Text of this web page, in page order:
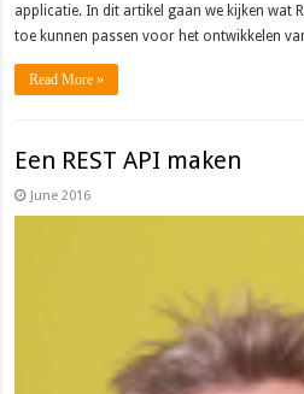
applicatie. In dit artikel gaan we kijken wat
toe kunnen passen voor het ontwikkelen
Read More »
Een REST API maken
June 2016